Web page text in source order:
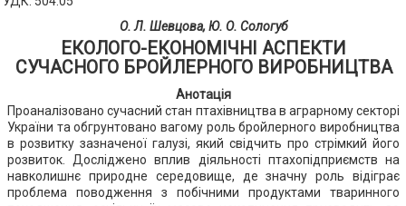
О. Л. Шевцова, Ю. О. Сологуб
ЕКОЛОГО-ЕКОНОМІЧНІ АСПЕКТИ
СУЧАСНОГО БРОЙЛЕРНОГО ВИРОБНИЦТВА
Анотація
Проаналізовано сучасний стан птахівництва в аграрному секторі
України та обгрунтовано вагому роль бройлерного виробництва
в розвитку зазначеної галузі, який свідчить про стрімкий його
розвиток. Досліджено вплив діяльності птахопідприємств на
навколишнє природне середовище, де значну роль відіграє
проблема поводження з побічними продуктами тваринного